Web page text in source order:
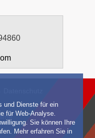
und Dienste für ein
für Web-Analyse.
Sie können Ihre
Mehr erfahren Sie in